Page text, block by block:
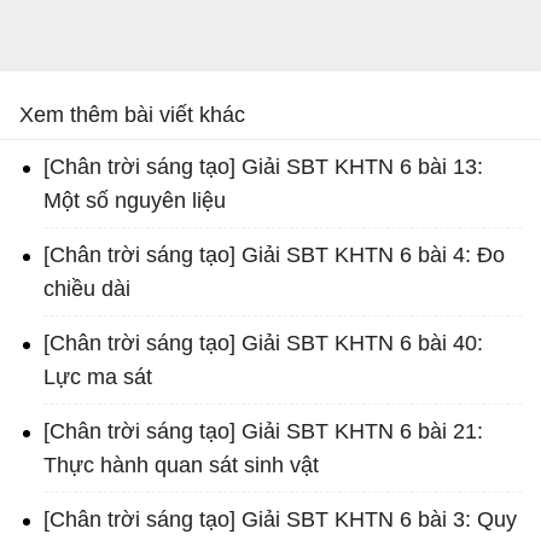
Xem thêm bài viết khác
[Chân trời sáng tạo] Giải SBT KHTN 6 bài 13:
Một số nguyên liệu
[Chân trời sáng tạo] Giải SBT KHTN 6 bài 4: Đo
chiều dài
[Chân trời sáng tạo] Giải SBT KHTN 6 bài 40:
Lực ma sát
[Chân trời sáng tạo] Giải SBT KHTN 6 bài 21:
Thực hành quan sát sinh vật
[Chân trời sáng tạo] Giải SBT KHTN 6 bài 3: Quy